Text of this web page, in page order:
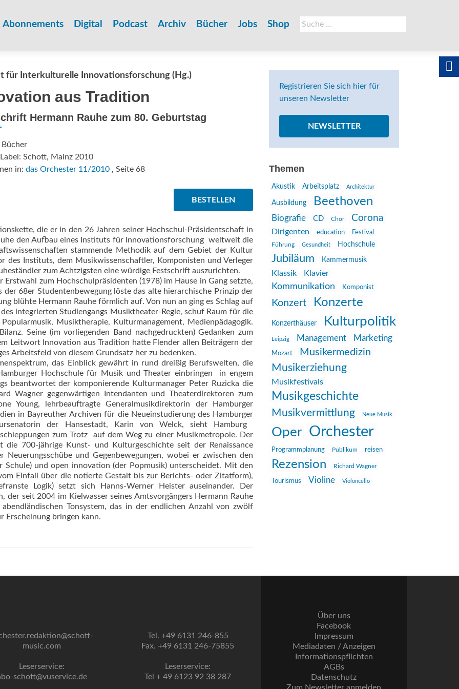
Suche
nach:
Abonnements Digital Podcast Archiv Bücher Jobs Shop
für Interkulturelle Innovationsforschung (Hg.)
aus Tradition
Hermann Rauhe zum 80. Geburtstag
Schott, Mainz 2010
in: das Orchester 11/2010, Seite 68
BESTELLEN
die er in den 26 Jahren seiner Hochschul-Präsidentschaft in
den Aufbau eines Instituts für Innovationsforschung  weltweit die
stammende Methodik auf dem Gebiet der Kultur
des Instituts, dem Musikwissenschaftler, Komponisten und Verleger
zum Achtzigsten eine würdige Festschrift auszurichten.
Erstwahl zum Hochschulpräsidenten (1978) im Hause in Gang setzte,
der 68er Studentenbewegung löste das alte hierarchische Prinzip der
blühte Hermann Rauhe förmlich auf. Von nun an ging es Schlag auf
integrierten Studiengangs Musiktheater-Regie, schuf Raum für die
Musiktherapie, Kulturmanagement, Medienpädagogik.
Seine (im vorliegenden Band nachgedruckten) Gedanken zum
Leitwort Innovation aus Tra­dition hatte Flender allen Beiträgern der
Arbeitsfeld von diesem Grundsatz her zu bedenken.
das Einblick gewährt in rund dreißig Berufswelten, die
Hochschule für Musik und Theater einbringen  in engem
beantwortet der komponierende Kulturmanager Peter Ruzicka die
Wagner gegenwärtigen Intendanten und Theaterdirektoren zum
Young, lehrbeauftragte Generalmusikdirektorin der Hamburger
in Bayreuther Archiven für die Neueinstudierung des Hamburger
der Hansestadt, Karin von Welck, sieht Hamburg 
zum Trotz  auf dem Weg zu einer Musikmetropole. Der
die 700-jährige Kunst- und Kulturgeschichte seit der Renaissance
und Gegenbewegungen, wobei er zwischen den
Schule) und open innovation (der Popmusik) unterscheidet. Mit den
Einfall über die notierte Gestalt bis zur Berichts- oder Zitatform),
Logik) setzt sich Hanns-Werner Heister auseinander. Der
der seit 2004 im Kielwasser seines Amtsvorgängers Hermann Rauhe
Tonsystem, das in der endlichen Anzahl von zwölf
bringen kann.
Registrieren Sie sich hier für
unseren Newsletter
NEWSLETTER
Themen
Akustik Arbeitsplatz Architektur
Ausbildung Beethoven
Biografie CD Chor Corona
Dirigenten education
Festival
Führung
Gesundheit Hochschule
Jubiläum Kammermusik
Klassik Klavier
Kommunikation Komponist
Konzert Konzerte
Konzerthäuser Kulturpolitik
Leipzig Management Marketing
Mozart Musikermedizin
Musikerziehung
Musikfestivals
Musikgeschichte
Musikvermittlung Neue Musik
Oper Orchester
Programmplanung Publikum reisen
Rezension Richard Wagner
Tourismus Violine Violoncello
music.com
Leserservice:
schott@vuservice.de
Tel. +49 6131 246-855
Fax. +49 6131 246-75855
Leserservice:
Tel + 49 6123 92 38 287
Über uns
Facebook
Impressum
Mediadaten / Anzeigen
Informationspflichten
AGBs
Datenschutz